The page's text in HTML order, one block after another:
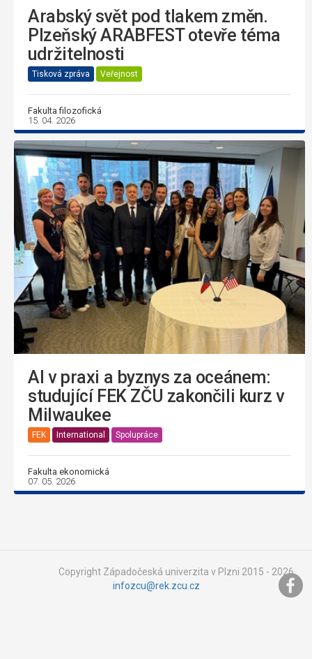
Arabský svět pod tlakem změn.
Plzeňský ARABFEST otevře téma
udržitelnosti
Tisková zpráva Veřejnost
Fakulta filozofická
15. 04. 2026
AI v praxi a byznys za oceánem:
studující FEK ZČU zakončili kurz v
Milwaukee
FEK International Spolupráce
Fakulta ekonomická
07. 05. 2026
Copyright Západočeská univerzita v Plzni 2015 - 2026,
infozcu@rek.zcu.cz